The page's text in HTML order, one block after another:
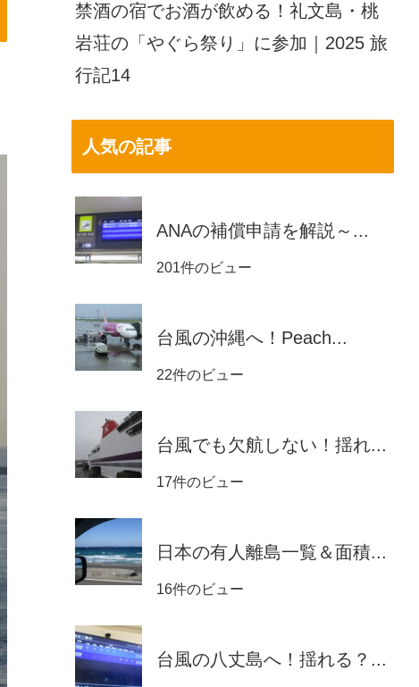
禁酒の宿でお酒が飲める！礼文島・桃
岩荘の「やぐら祭り」に参加｜2025 旅
行記14
人気の記事
ANAの補償申請を解説～...
201件のビュー
台風の沖縄へ！Peach...
22件のビュー
台風でも欠航しない！揺れ...
17件のビュー
日本の有人離島一覧＆面積...
16件のビュー
台風の八丈島へ！揺れる？...